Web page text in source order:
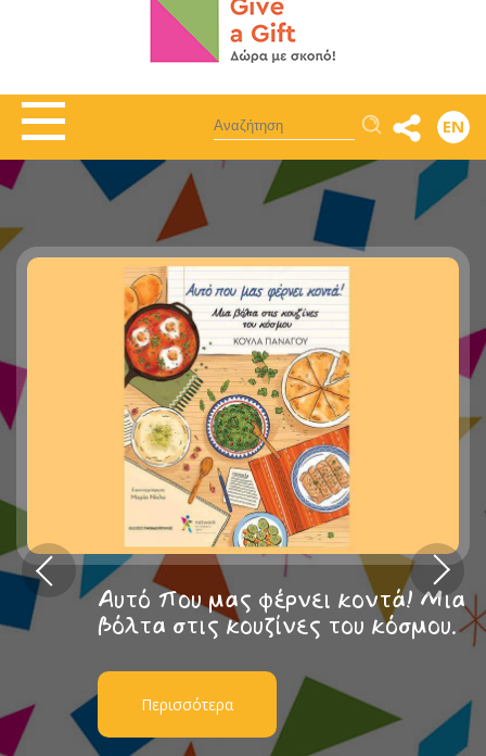
Αναζήτηση EN
Αυτό που μας φέρνει κοντά! Μια
βόλτα στις κουζίνες του κόσμου.
Περισσότερα